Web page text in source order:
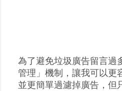
張
貼
為了避免垃圾廣告留言過
管理」機制，讓我可以更
並更簡單過濾掉廣告，但